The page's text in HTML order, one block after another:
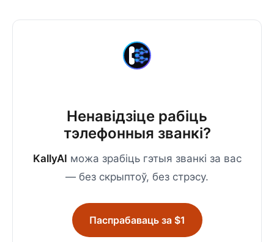
Ненавідзіце рабіць
тэлефонныя званкі?
KallyAI можа зрабіць гэтыя званкі за вас
— без скрыптоў, без стрэсу.
Паспрабаваць за $1